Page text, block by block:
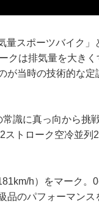
量スポーツバイク」
クは排気量を大きく
が当時の技術的な定
識に真っ向から挑
ストローク空冷並列
h）をマーク。
品のパフォーマンス